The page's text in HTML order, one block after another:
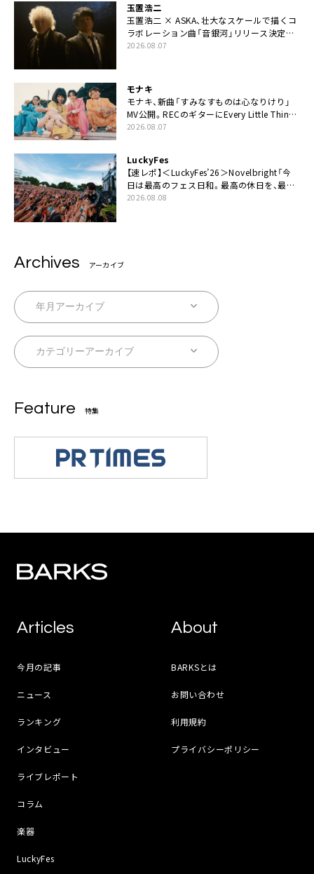
玉置浩二
玉置浩二 × ASKA、壮大なスケールで描くコ
ラボレーション曲「音銀河」リリース決定。
カップリングには新曲「命の宿り」収録も
2026.08.07
モナキ
モナキ、新曲「すみなすものは心なりけり」
MV公開。RECのギターにEvery Little Thing・
伊藤一朗参加も
2026.08.07
LuckyFes
【速レポ】＜LuckyFes’26＞Novelbright「今
日は最高のフェス日和。最高の休日を、最高
の夏休みを作っていきたい」
2026.08.08
Archives アーカイブ
Feature 特集
Articles
今月の記事
ニュース
ランキング
インタビュー
ライブレポート
コラム
楽器
LuckyFes
About
BARKSとは
お問い合わせ
利用規約
プライバシーポリシー